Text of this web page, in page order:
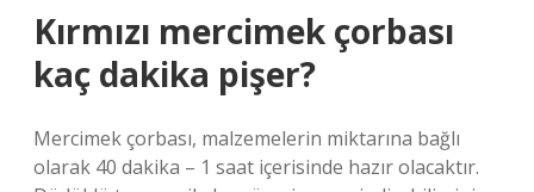
Kırmızı mercimek çorbası
kaç dakika pişer?
Mercimek çorbası, malzemelerin miktarına bağlı
olarak 40 dakika – 1 saat içerisinde hazır olacaktır.